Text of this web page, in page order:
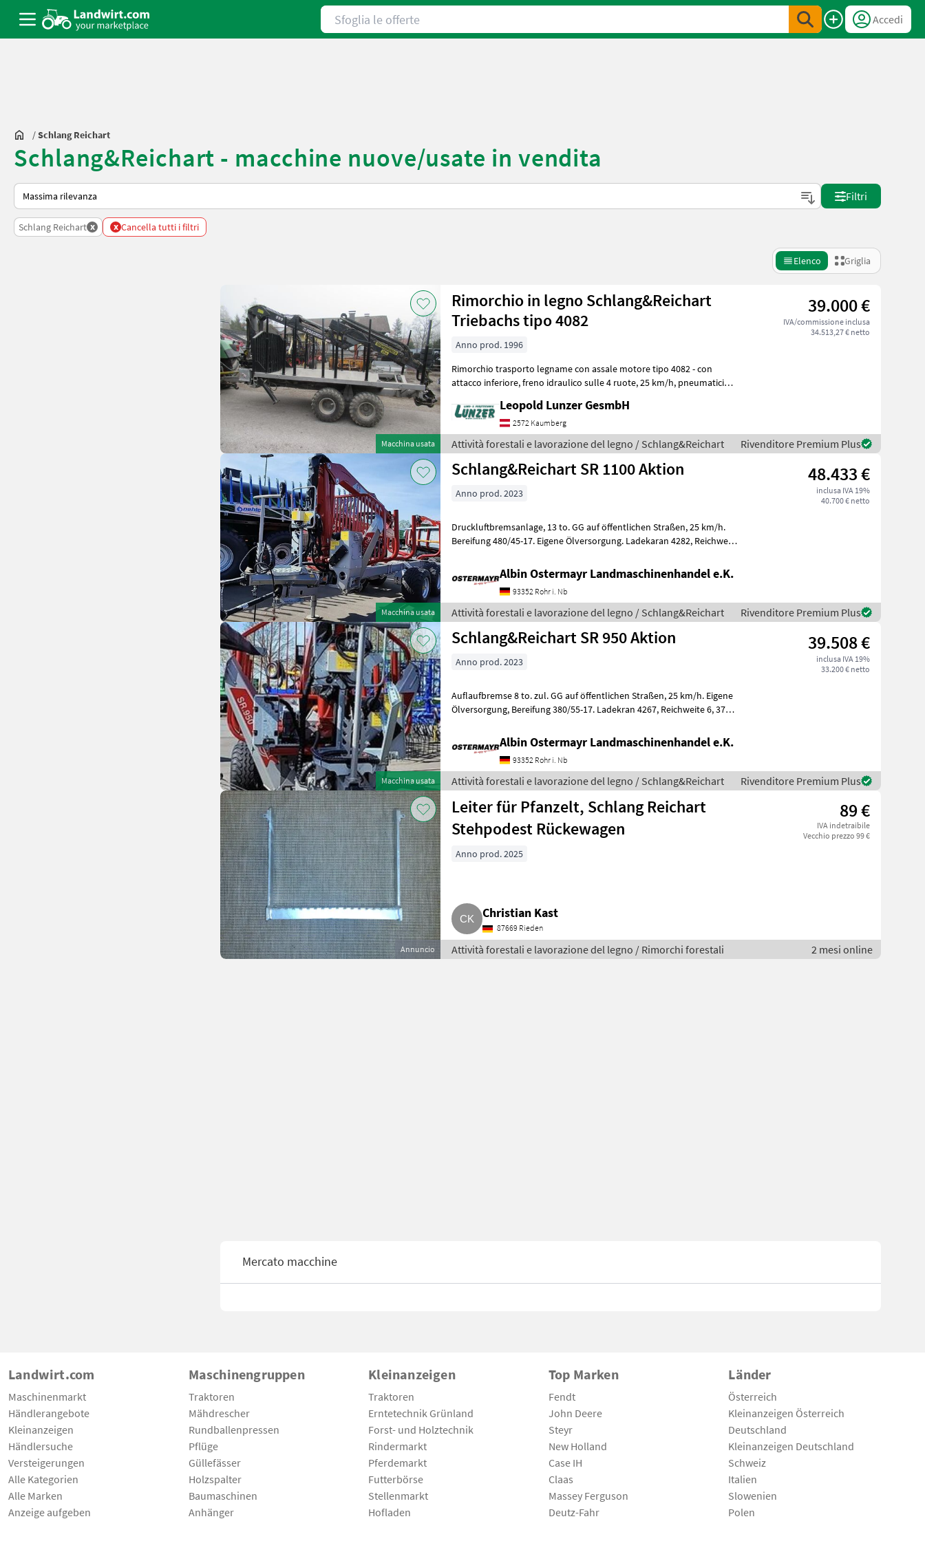
Sfoglia le offerte
Accedi
/Schlang Reichart
Schlang&Reichart - macchine nuove/usate in vendita
Ecco come viene ordinato su Landwirt.com
Filtri
Schlang Reichart x x Cancella tutti i filtri
Elenco Griglia
Macchina usata
Rimorchio in legno Schlang&Reichart
Triebachs tipo 4082
39.000 €
IVA/commissione inclusa
34.513,27 € netto
Anno prod. 1996
Rimorchio trasporto legname con assale motore tipo 4082 - con
attacco inferiore, freno idraulico sulle 4 ruote, 25 km/h, pneumatici
Leopold Lunzer GesmbH
2572 Kaumberg
Attività forestali e lavorazione del legno / Schlang&Reichart Rivenditore Premium Plus
Macchina usata
Schlang&Reichart SR 1100 Aktion 48.433 €
inclusa IVA 19%
40.700 € netto
Anno prod. 2023
Druckluftbremsanlage, 13 to. GG auf öffentlichen Straßen, 25 km/h.
Bereifung 480/45-17. Eigene Ölversorgung. Ladekaran 4282, Reichweite
Albin Ostermayr Landmaschinenhandel e.K.
93352 Rohr i. Nb
Attività forestali e lavorazione del legno / Schlang&Reichart Rivenditore Premium Plus
Macchina usata
Schlang&Reichart SR 950 Aktion 39.508 €
inclusa IVA 19%
33.200 € netto
Anno prod. 2023
Auflaufbremse 8 to. zul. GG auf öffentlichen Straßen, 25 km/h. Eigene
Ölversorgung, Bereifung 380/55-17. Ladekran 4267, Reichweite 6, 37
Albin Ostermayr Landmaschinenhandel e.K.
93352 Rohr i. Nb
Attività forestali e lavorazione del legno / Schlang&Reichart Rivenditore Premium Plus
Annuncio
Leiter für Pfanzelt, Schlang Reichart
Stehpodest Rückewagen
89 €
IVA indetraibile
Vecchio prezzo 99 €
Anno prod. 2025
Christian Kast
87669 Rieden
Attività forestali e lavorazione del legno / Rimorchi forestali 2 mesi online
Mercato macchine
Landwirt.com
Maschinenmarkt
Händlerangebote
Kleinanzeigen
Händlersuche
Versteigerungen
Alle Kategorien
Alle Marken
Anzeige aufgeben
Maschinengruppen
Traktoren
Mähdrescher
Rundballenpressen
Pflüge
Güllefässer
Holzspalter
Baumaschinen
Anhänger
Kleinanzeigen
Traktoren
Erntetechnik Grünland
Forst- und Holztechnik
Rindermarkt
Pferdemarkt
Futterbörse
Stellenmarkt
Hofladen
Top Marken
Fendt
John Deere
Steyr
New Holland
Case IH
Claas
Massey Ferguson
Deutz-Fahr
Länder
Österreich
Kleinanzeigen Österreich
Deutschland
Kleinanzeigen Deutschland
Schweiz
Italien
Slowenien
Polen